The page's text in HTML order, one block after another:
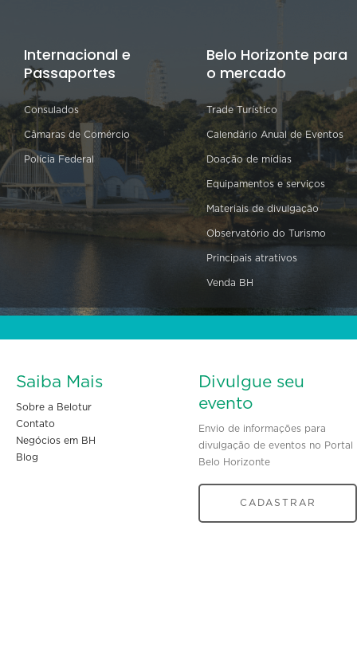
Internacional e
Passaportes
Consulados
Câmaras de Comércio
Polícia Federal
Belo Horizonte para
o mercado
Trade Turístico
Calendário Anual de Eventos
Doação de mídias
Equipamentos e serviços
Materiais de divulgação
Observatório do Turismo
Principais atrativos
Venda BH
Saiba Mais
Sobre a Belotur
Contato
Negócios em BH
Blog
Divulgue seu
evento
Envio de informações para
divulgação de eventos no Portal
Belo Horizonte
CADASTRAR